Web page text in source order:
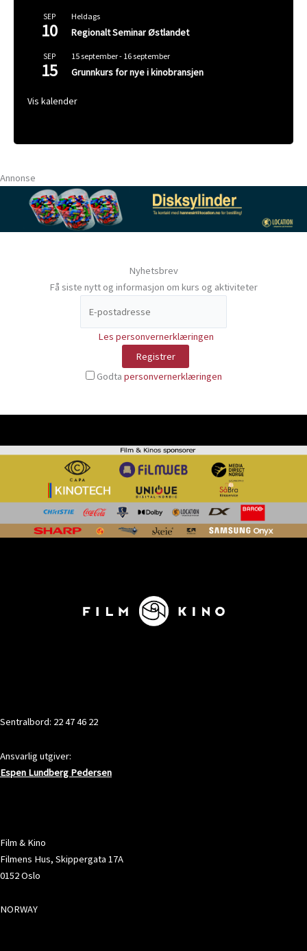
SEP
10
Heldags
Regionalt Seminar Østlandet
SEP
15
15 september- 16 september
Grunnkurs for nye i kinobransjen
Vis kalender
Annonse
Nyhetsbrev
Få siste nytt og informasjon om kurs og aktiviteter
Les personvernerklæringen
Godta personvernerklæringen
Sentralbord: 22 47 46 22
Ansvarlig utgiver:
Espen Lundberg Pedersen
Film & Kino
Filmens Hus, Skippergata 17A
0152 Oslo
NORWAY